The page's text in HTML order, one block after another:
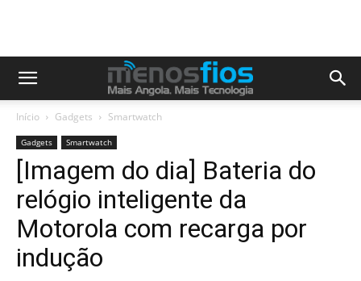
Início Gadgets Smartwatch
Gadgets Smartwatch
[Imagem do dia] Bateria do
relógio inteligente da
Motorola com recarga por
indução